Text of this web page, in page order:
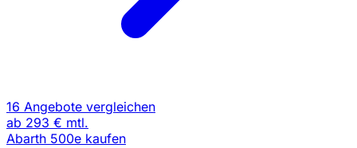
16 Angebote vergleichen
ab 293 € mtl.
Abarth 500e kaufen